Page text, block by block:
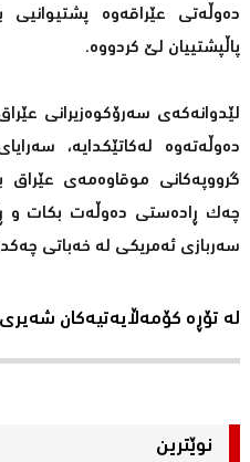
دەوڵەتی عێراقەوە پشتیوانیی
پاڵپشتییان لێ كردووە.
لێدوانەكەی سەرۆكوەزیرانی
دەوڵەتەوە لەكاتێكدایە،
گرووپەكانی موقاوەمەی عێراق
چەك ڕادەستی دەوڵەت بكات و
سەربازی ئەمریكی لە خەباتی
لە تۆڕە کۆمەڵایەتیەکان
نوێترین